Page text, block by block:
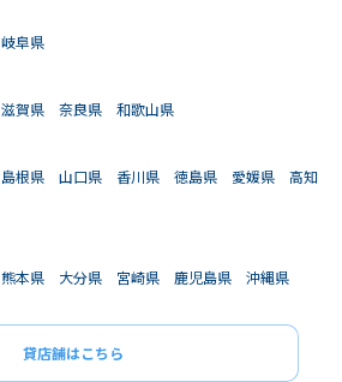
岐阜県
滋賀県 奈良県
和歌山県
島根県 山口県 香川県 徳島県 愛媛県
高知
熊本県 大分県 宮崎県 鹿児島県 沖縄県
貸店舗はこちら